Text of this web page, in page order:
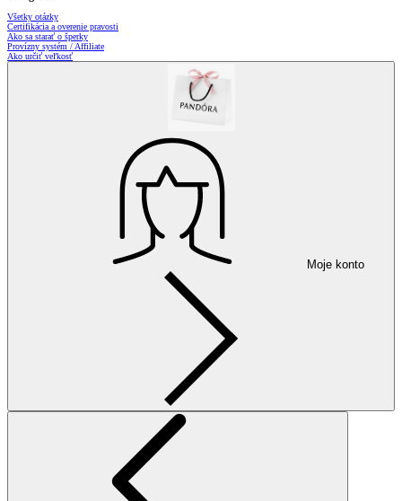
Všetky otázky
Certifikácia a overenie pravosti
Ako sa starať o šperky
Provízny systém / Affiliate
Ako určiť veľkosť
Moje konto